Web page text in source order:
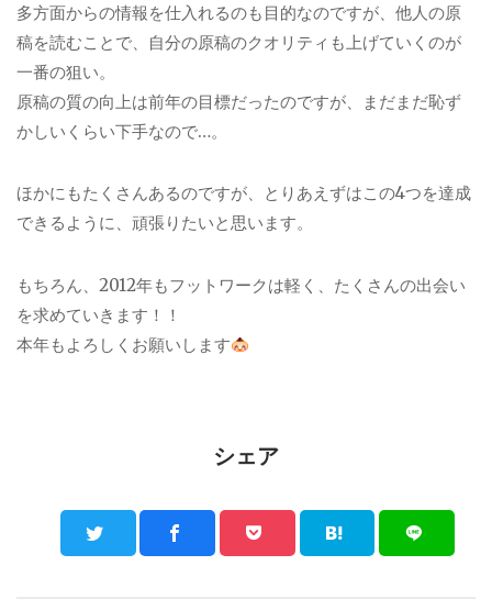
多方面からの情報を仕入れるのも目的なのですが、他人の原
稿を読むことで、自分の原稿のクオリティも上げていくのが
一番の狙い。
原稿の質の向上は前年の目標だったのですが、まだまだ恥ず
かしいくらい下手なので…。
ほかにもたくさんあるのですが、とりあえずはこの4つを達成
できるように、頑張りたいと思います。
もちろん、2012年もフットワークは軽く、たくさんの出会い
を求めていきます！！
本年もよろしくお願いします
シェア